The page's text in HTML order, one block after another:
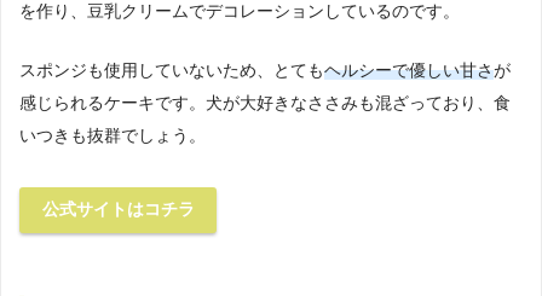
を作り、豆乳クリームでデコレーションしているのです。
スポンジも使用していないため、とてもヘルシーで優しい甘さが
感じられるケーキです。犬が大好きなささみも混ざっており、食
いつきも抜群でしょう。
公式サイトはコチラ